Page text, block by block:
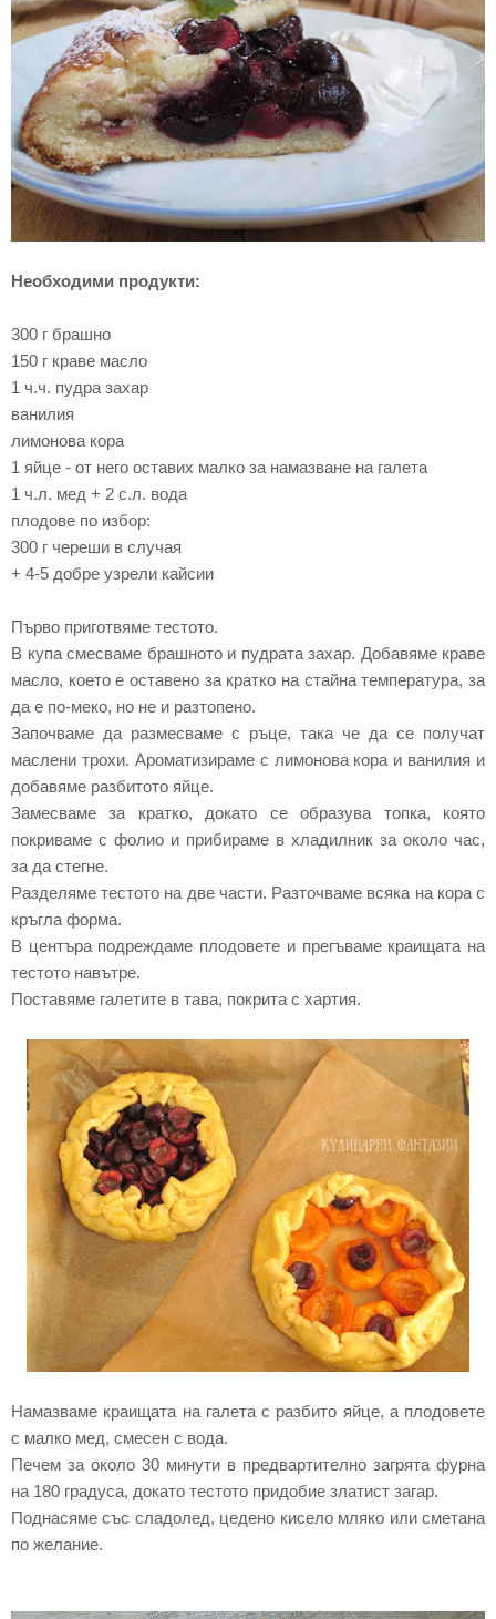
Необходими продукти:
300 г брашно
150 г краве масло
1 ч.ч. пудра захар
ванилия
лимонова кора
1 яйце - от него оставих малко за намазване на галета
1 ч.л. мед + 2 с.л. вода
плодове по избор:
300 г череши в случая
+ 4-5 добре узрели кайсии
Първо приготвяме тестото.
В купа смесваме брашното и пудрата захар. Добавяме краве
масло, което е оставено за кратко на стайна температура, за
да е по-меко, но не и разтопено.
Започваме да размесваме с ръце, така че да се получат
маслени трохи. Ароматизираме с лимонова кора и ванилия и
добавяме разбитото яйце.
Замесваме за кратко, докато се образува топка, която
покриваме с фолио и прибираме в хладилник за около час,
за да стегне.
Разделяме тестото на две части. Разточваме всяка на кора с
кръгла форма.
В центъра подреждаме плодовете и прегъваме краищата на
тестото навътре.
Поставяме галетите в тава, покрита с хартия.
Намазваме краищата на галета с разбито яйце, а плодовете
с малко мед, смесен с вода.
Печем за около 30 минути в предвартително загрята фурна
на 180 градуса, докато тестото придобие златист загар.
Поднасяме със сладолед, цедено кисело мляко или сметана
по желание.